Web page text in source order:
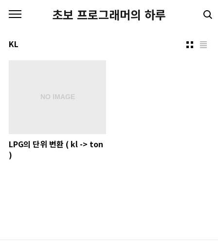
초보 프로그래머의 하루
KL
LPG의 단위 변환 ( kl -> ton
)